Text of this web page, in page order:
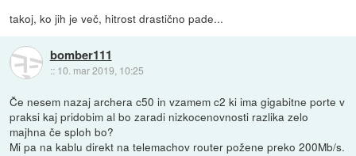
takoj, ko jih je več, hitrost drastično pade...
bomber111
:: 10. mar 2019, 10:25
Če nesem nazaj archera c50 in vzamem c2 ki ima gigabitne porte v
praksi kaj pridobim al bo zaradi nizkocenovnosti razlika zelo
majhna če sploh bo?
Mi pa na kablu direkt na telemachov router požene preko 200Mb/s.